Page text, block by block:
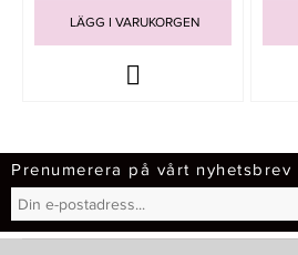
LÄGG I VARUKORGEN
Prenumerera på vårt nyhetsbrev